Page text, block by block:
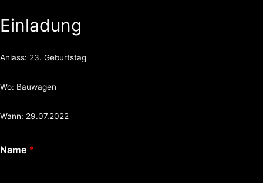
Einladung
Anlass: 23. Geburtstag
Wo: Bauwagen
Wann: 29.07.2022
Name *